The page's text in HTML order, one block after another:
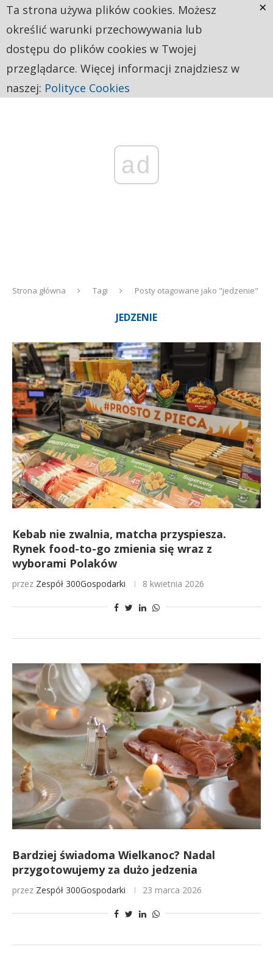
ad
Strona główna Tagi Posty otagowane jako "jedzenie"
JEDZENIE
Kebab nie zwalnia, matcha przyspiesza.
Rynek food-to-go zmienia się wraz z
wyborami Polaków
przez Zespół 300Gospodarki 8 kwietnia 2026
Bardziej świadoma Wielkanoc? Nadal
przygotowujemy za dużo jedzenia
przez Zespół 300Gospodarki 23 marca 2026
Ta strona używa plików cookies. Możesz
określić warunki przechowywania lub
dostępu do plików cookies w Twojej
przeglądarce. Więcej informacji znajdziesz w
naszej: Polityce Cookies
×